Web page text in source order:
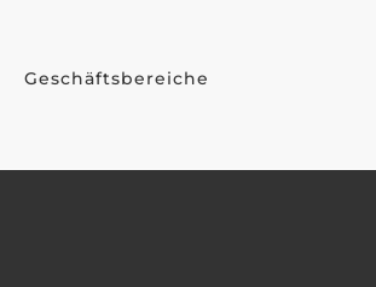
Geschäftsbereiche